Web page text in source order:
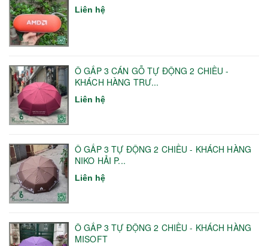
Liên hệ
Ô GẤP 3 CÁN GỖ TỰ ĐỘNG 2 CHIỀU -
KHÁCH HÀNG TRƯ...
Liên hệ
Ô GẤP 3 TỰ ĐỘNG 2 CHIỀU - KHÁCH HÀNG
NIKO HẢI P...
Liên hệ
Ô GẤP 3 TỰ ĐỘNG 2 CHIỀU - KHÁCH HÀNG
MISOFT